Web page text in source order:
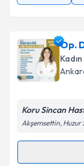
Op.
Koru Sincan
Akşemsettin, Huzur